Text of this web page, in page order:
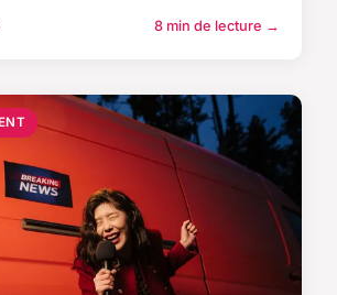
8 min de lecture →